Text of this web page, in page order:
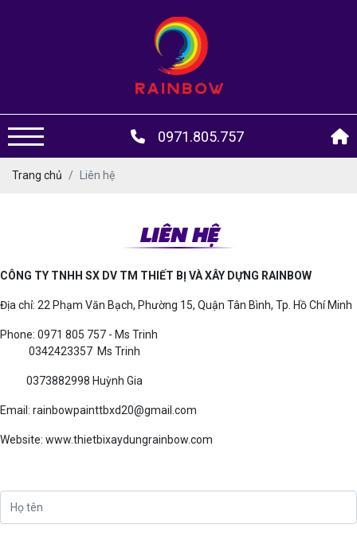
0971.805.757
Trang chủ Liên hệ
LIÊN HỆ
CÔNG TY TNHH SX DV TM THIẾT BỊ VÀ XÂY DỰNG RAINBOW
Địa chỉ: 22 Phạm Văn Bạch, Phường 15, Quận Tân Bình, Tp. Hồ Chí Minh
Phone: 0971 805 757 - Ms Trinh
0342423357 Ms Trinh
0373882998 Huỳnh Gia
Email: rainbowpainttbxd20@gmail.com
Website: www.thietbixaydungrainbow.com